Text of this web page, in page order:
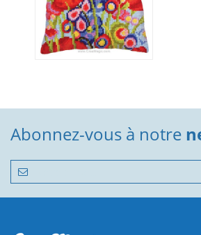
Abonnez-vous à notre